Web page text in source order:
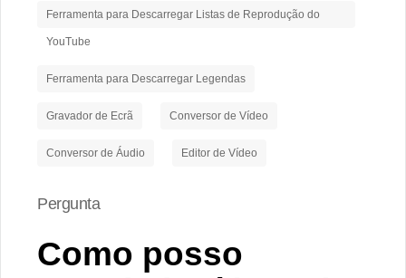
Ferramenta para Descarregar Listas de Reprodução do
YouTube
Ferramenta para Descarregar Legendas
Gravador de Ecrã Conversor de Vídeo
Conversor de Áudio Editor de Vídeo
Pergunta
Como posso